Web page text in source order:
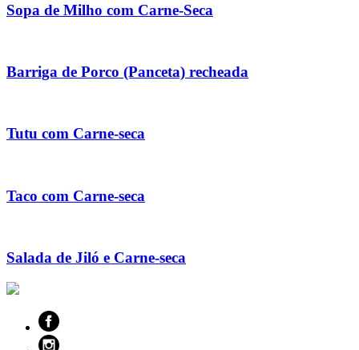
Sopa de Milho com Carne-Seca
Barriga de Porco (Panceta) recheada
Tutu com Carne-seca
Taco com Carne-seca
Salada de Jiló e Carne-seca